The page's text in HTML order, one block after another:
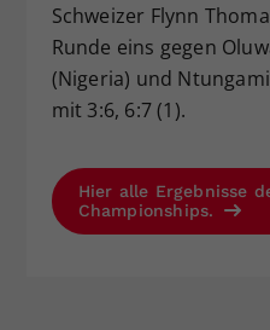
Schweizer Flynn
Runde eins gegen
(Nigeria) und
mit 3:6, 6:7 (1).
Hier alle Ergebnisse
Championships.